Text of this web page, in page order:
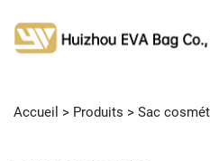
Accueil > Produits > Sac